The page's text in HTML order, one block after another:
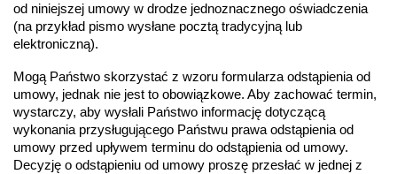
od niniejszej umowy w drodze jednoznacznego oświadczenia
(na przykład pismo wysłane pocztą tradycyjną lub
elektroniczną).
Mogą Państwo skorzystać z wzoru formularza odstąpienia od
umowy, jednak nie jest to obowiązkowe. Aby zachować termin,
wystarczy, aby wysłali Państwo informację dotyczącą
wykonania przysługującego Państwu prawa odstąpienia od
umowy przed upływem terminu do odstąpienia od umowy.
Decyzję o odstąpieniu od umowy proszę przesłać w jednej z